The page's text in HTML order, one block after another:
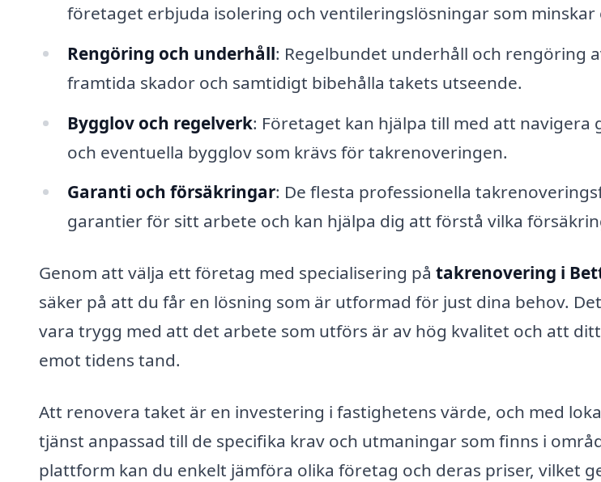
företaget erbjuda isolering och ventileringslösningar som
Rengöring och underhåll: Regelbundet underhåll och rengöring
framtida skador och samtidigt bibehålla takets utseende.
Bygglov och regelverk: Företaget kan hjälpa till med att navigera
och eventuella bygglov som krävs för takrenoveringen.
Garanti och försäkringar: De flesta professionella
garantier för sitt arbete och kan hjälpa dig att förstå vilka
Genom att välja ett företag med specialisering på takrenovering i
säker på att du får en lösning som är utformad för just dina behov.
vara trygg med att det arbete som utförs är av hög kvalitet och att
emot tidens tand.
Att renovera taket är en investering i fastighetens värde, och med
tjänst anpassad till de specifika krav och utmaningar som finns i
plattform kan du enkelt jämföra olika företag och deras priser, vilket